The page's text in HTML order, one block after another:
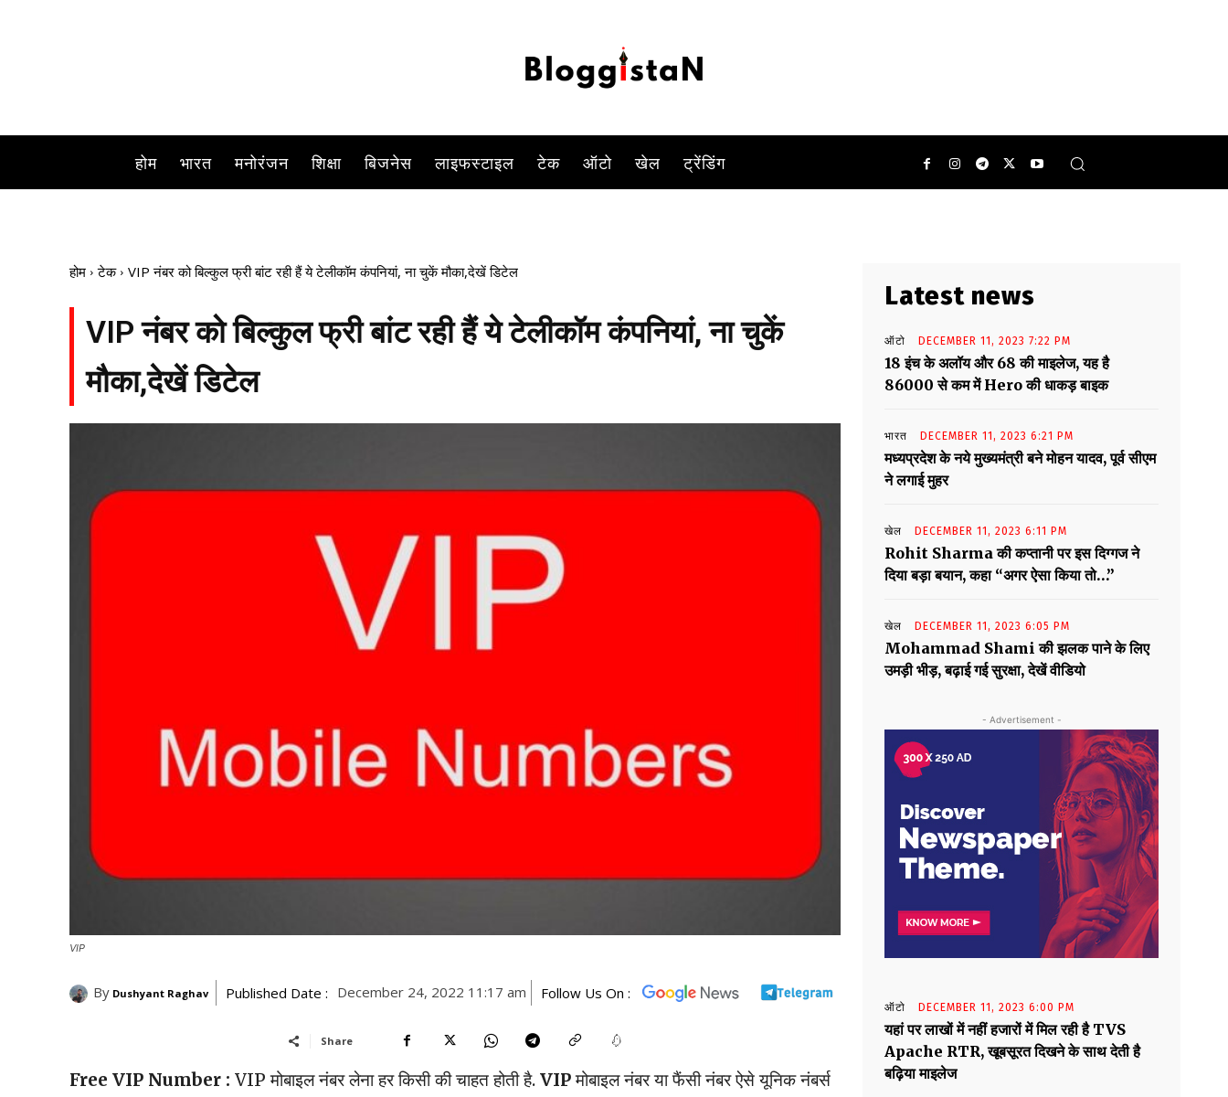
होम भारत मनोरंजन शिक्षा बिजनेस लाइफस्टाइल टेक ऑटो खेल ट्रेंडिंग
होम टेक VIP नंबर को बिल्कुल फ्री बांट रही हैं ये टेलीकॉम कंपनियां, ना चुकें मौका,देखें डिटेल
VIP नंबर को बिल्कुल फ्री बांट रही हैं ये टेलीकॉम कंपनियां, ना चुकें
मौका,देखें डिटेल
VIP
By Dushyant Raghav Published Date : December 24, 2022 11:17 am Follow Us On :
Share
Free VIP Number : VIP मोबाइल नंबर लेना हर किसी की चाहत होती है. VIPमोबाइल नंबर या फैंसी नंबर ऐसे यूनिक नंबर्स
Latest news
ऑटो DECEMBER 11, 2023 7:22 PM
18 इंच के अलॉय और 68 की माइलेज, यह है
86000 से कम में Hero की धाकड़ बाइक
भारत DECEMBER 11, 2023 6:21 PM
मध्यप्रदेश के नये मुख्यमंत्री बने मोहन यादव, पूर्व सीएम
ने लगाई मुहर
खेल DECEMBER 11, 2023 6:11 PM
Rohit Sharma की कप्तानी पर इस दिग्गज ने
दिया बड़ा बयान, कहा “अगर ऐसा किया तो…”
खेल DECEMBER 11, 2023 6:05 PM
Mohammad Shami की झलक पाने के लिए
उमड़ी भीड़, बढ़ाई गई सुरक्षा, देखें वीडियो
- Advertisement -
ऑटो DECEMBER 11, 2023 6:00 PM
यहां पर लाखों में नहीं हजारों में मिल रही है TVS
Apache RTR, खूबसूरत दिखने के साथ देती है
बढ़िया माइलेज